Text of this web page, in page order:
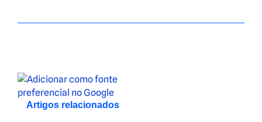
Artigos relacionados